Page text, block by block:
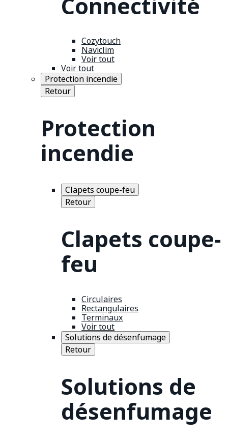
Cozytouch
Naviclim
Voir tout
Voir tout
Protection incendie
Retour
Protection
incendie
Clapets coupe-feu
Retour
Clapets coupe-
feu
Circulaires
Rectangulaires
Terminaux
Voir tout
Solutions de désenfumage
Retour
Solutions de
désenfumage